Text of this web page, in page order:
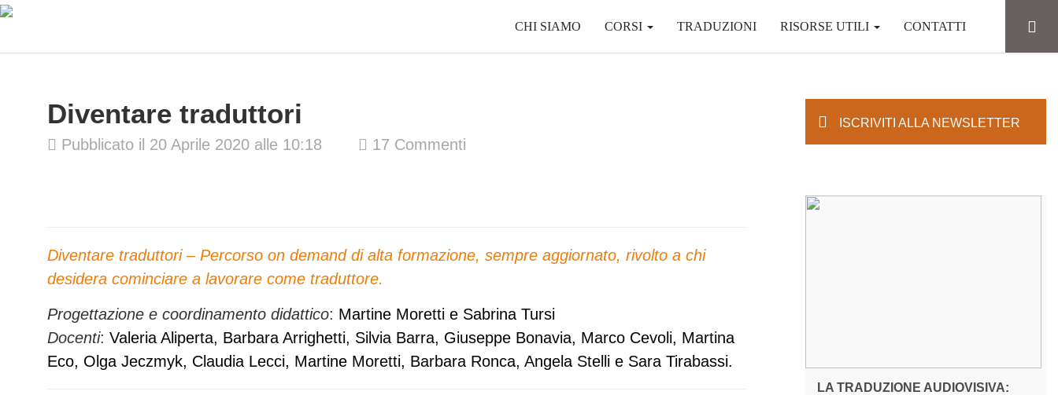
CHI SIAMO CORSI TRADUZIONI RISORSE UTILI CONTATTI
Diventare traduttori
Pubblicato il 20 Aprile 2020 alle 10:18 17 Commenti
Diventare traduttori – Percorso on demand di alta formazione, sempre aggiornato, rivolto a chi
desidera cominciare a lavorare come traduttore.
Progettazione e coordinamento didattico: Martine Moretti e Sabrina Tursi
Docenti: Valeria Aliperta, Barbara Arrighetti, Silvia Barra, Giuseppe Bonavia, Marco Cevoli, Martina
Eco, Olga Jeczmyk, Claudia Lecci, Martine Moretti, Barbara Ronca, Angela Stelli e Sara Tirabassi.
ISCRIVITI ALLA NEWSLETTER
LA TRADUZIONE AUDIOVISIVA: